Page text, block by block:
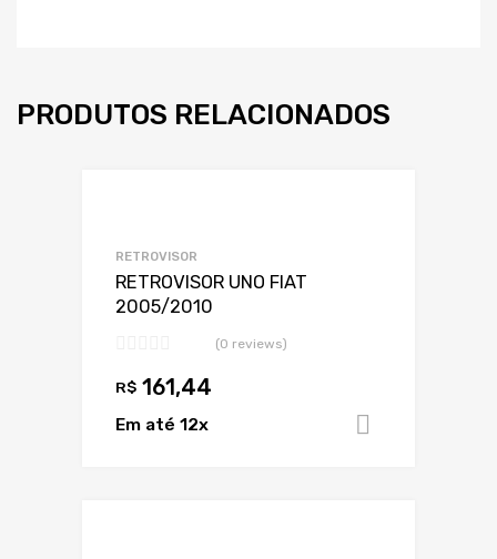
PRODUTOS RELACIONADOS
RETROVISOR
RETROVISOR UNO FIAT
2005/2010
(0 reviews)
R$ 161,44
Em até 12x